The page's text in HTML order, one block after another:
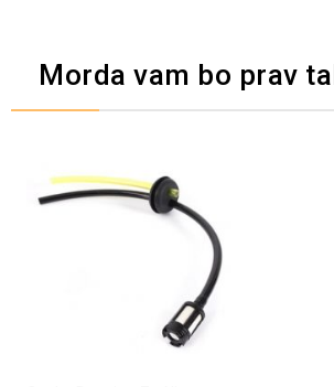
Morda vam bo prav